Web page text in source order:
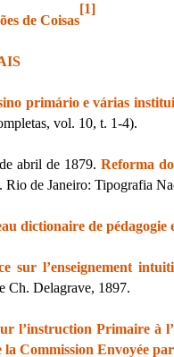
de Coisas
[1]
primário e várias
vol. 10, t. 1-4).
abril de 1879.Reforma
de Janeiro: Tipografia
dictionaire de
sur l’enseignement
Ch. Delagrave, 1897.
l’instruction Primaire à
Commission Envoyée